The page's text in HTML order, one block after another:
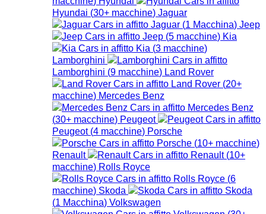
Hyundai (30+ macchine) Jaguar
Jaguar (1 Macchina) Jeep
Jeep (5 macchine) Kia
Kia (3 macchine)
Lamborghini
Lamborghini (9 macchine) Land Rover
Land Rover (20+
macchine) Mercedes Benz
Mercedes Benz
(30+ macchine) Peugeot
Peugeot (4 macchine) Porsche
Porsche (10+ macchine)
Renault
Renault (10+
macchine) Rolls Royce
Rolls Royce (6
macchine) Skoda
Skoda
(1 Macchina) Volkswagen